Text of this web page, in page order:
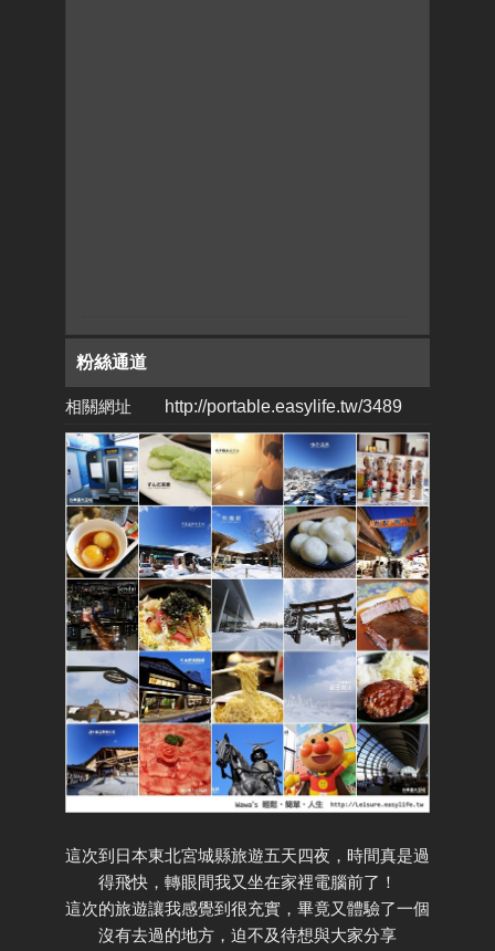
粉絲通道
相關網址 http://portable.easylife.tw/3489
這次到日本東北宮城縣旅遊五天四夜，時間真是過
得飛快，轉眼間我又坐在家裡電腦前了！
這次的旅遊讓我感覺到很充實，畢竟又體驗了一個
沒有去過的地方，迫不及待想與大家分享